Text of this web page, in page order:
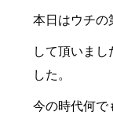
本日はウチ
して頂いま
した。
今の時代何で